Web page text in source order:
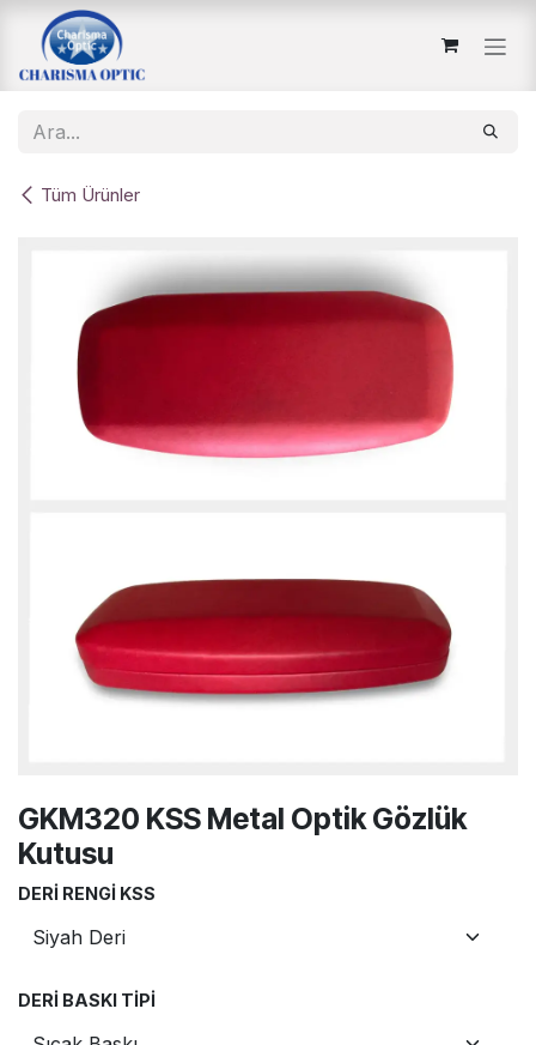
İçereği Atla
Tüm Ürünler
GKM320 KSS Metal Optik Gözlük
Kutusu
DERI RENGI KSS
DERI BASKI TIPI